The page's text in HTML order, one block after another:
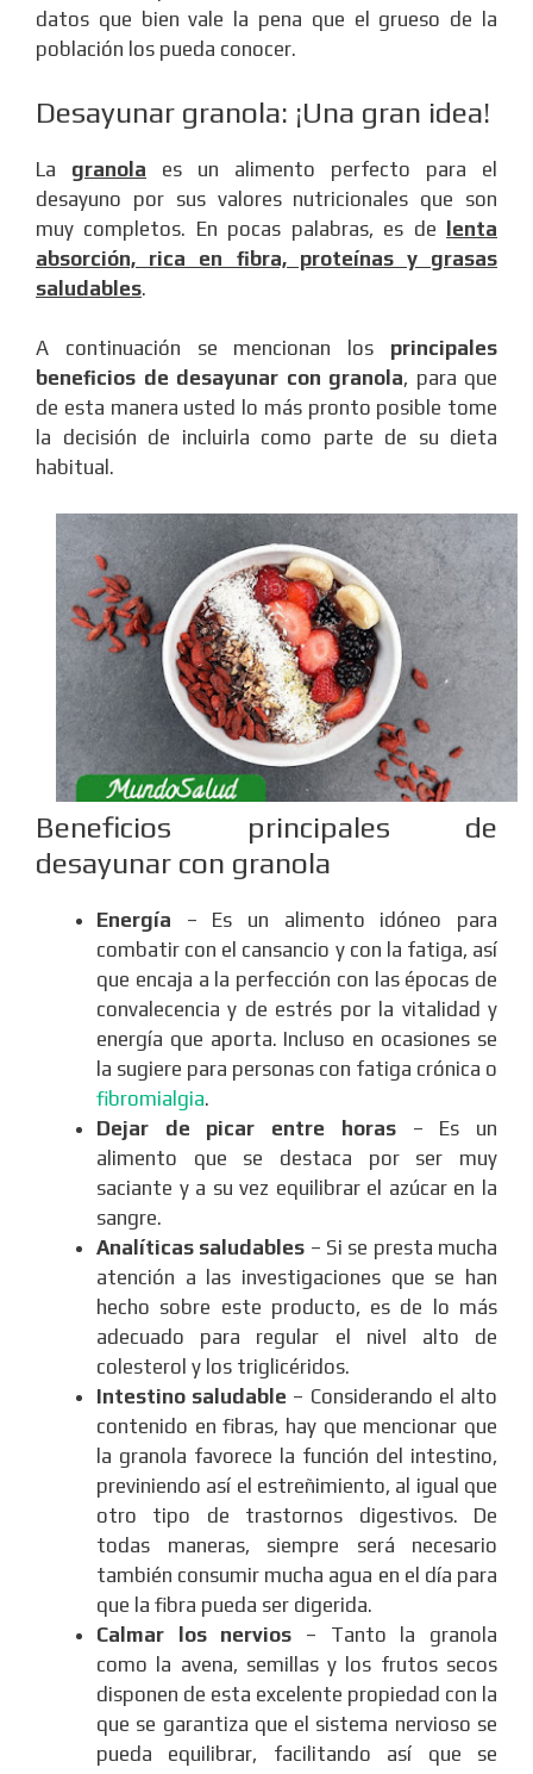
datos que bien vale la pena que el grueso de la
población los pueda conocer.
Desayunar granola: ¡Una gran idea!
La granola es un alimento perfecto para el
desayuno por sus valores nutricionales que son
muy completos. En pocas palabras, es de lenta
absorción, rica en fibra, proteínas y grasas
saludables.
A continuación se mencionan los principales
beneficios de desayunar con granola, para que
de esta manera usted lo más pronto posible tome
la decisión de incluirla como parte de su dieta
habitual.
Beneficios principales de
desayunar con granola
Energía – Es un alimento idóneo para
combatir con el cansancio y con la fatiga, así
que encaja a la perfección con las épocas de
convalecencia y de estrés por la vitalidad y
energía que aporta. Incluso en ocasiones se
la sugiere para personas con fatiga crónica o
fibromialgia.
Dejar de picar entre horas– Es un
alimento que se destaca por ser muy
saciante y a su vez equilibrar el azúcar en la
sangre.
Analíticas saludables – Si se presta mucha
atención a las investigaciones que se han
hecho sobre este producto, es de lo más
adecuado para regular el nivel alto de
colesterol y los triglicéridos.
Intestino saludable – Considerando el alto
contenido en fibras, hay que mencionar que
la granola favorece la función del intestino,
previniendo así el estreñimiento, al igual que
otro tipo de trastornos digestivos. De
todas maneras, siempre será necesario
también consumir mucha agua en el día para
que la fibra pueda ser digerida.
Calmar los nervios – Tanto la granola
como la avena, semillas y los frutos secos
disponen de esta excelente propiedad con la
que se garantiza que el sistema nervioso se
pueda equilibrar, facilitando así que se